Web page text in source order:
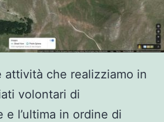
attività che realizziamo in
volontari di
e l’ultima in ordine di